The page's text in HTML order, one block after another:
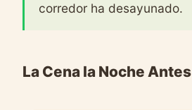
corredor ha desayunado.
La Cena la Noche Antes